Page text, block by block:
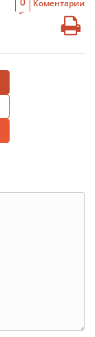
Коментарии